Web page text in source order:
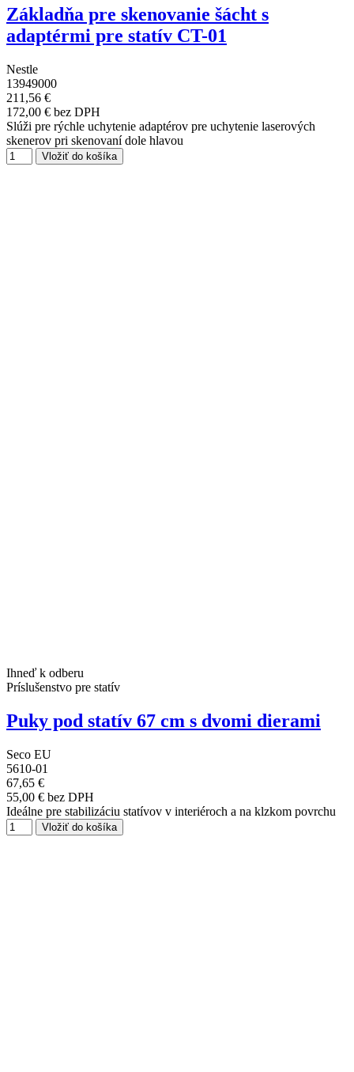
Základňa pre skenovanie šácht s
adaptérmi pre statív CT-01
Nestle
13949000
211,56 €
172,00 € bez DPH
Slúži pre rýchle uchytenie adaptérov pre uchytenie laserových
skenerov pri skenovaní dole hlavou
Vložiť do košíka
Ihneď k odberu
Príslušenstvo pre statív
Puky pod statív 67 cm s dvomi dierami
Seco EU
5610-01
67,65 €
55,00 € bez DPH
Ideálne pre stabilizáciu statívov v interiéroch a na klzkom povrchu
Vložiť do košíka